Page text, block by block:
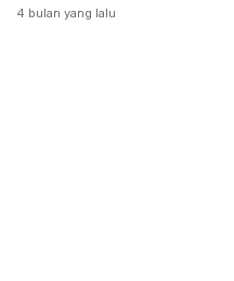
4 bulan yang lalu